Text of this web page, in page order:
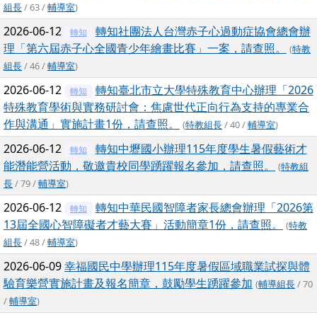
組長/ 63 /輔導室)
2026-06-12 轉知
轉知社團法人台灣赤子心過動症協會總會辦
理「第六屆赤子心全國青少年繪畫比賽」一案，請查照。
(特教
組長/ 46 /輔導室)
2026-06-12 轉知
轉知臺北市立大學特殊教育中心辦理「2026
特殊教育學術與實務研討會：焦慮世代正向行為支持的專業合
作與溝通」實施計畫1份，請查照。
(特教組長/ 40 /輔導室)
2026-06-12 轉知
轉知中壢國小辦理115年度學生暑假藝術才
能潛能營活動，敬邀貴校同學踴躍報名參加，請查照。
(特教組
長/ 79 /輔導室)
2026-06-12 轉知
轉知中華民國智障者家長總會辦理「2026第
13屆全國心智障礙者才藝大賽」活動簡章1份，請查照。
(特教
組長/ 48 /輔導室)
2026-06-09幸福國民中學辦理115年度暑假區域職業試探與體
驗育樂營實施計畫及報名簡章，鼓勵學生踴躍參加 (輔導組長/ 70
/輔導室)